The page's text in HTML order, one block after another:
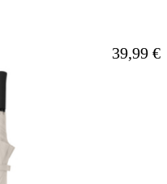
Ab
39,99 €